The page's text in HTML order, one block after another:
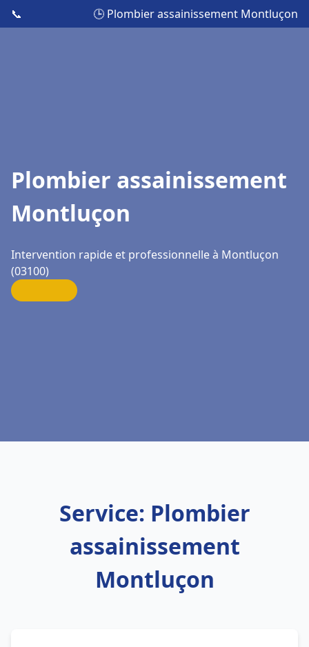
📞 🕒 Plombier assainissement Montluçon
Plombier assainissement
Montluçon
Intervention rapide et professionnelle à Montluçon
(03100)
Service: Plombier
assainissement
Montluçon